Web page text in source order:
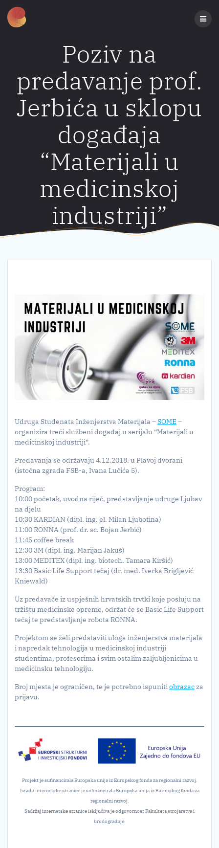
Poziv na
predavanje prof.
Jerbića u sklopu
događaja
“Materijali u
medicinskoj
industriji”
Udruga Studenata Inženjerstva Materijala –SOME–
organizira treći službeni događaj u serijalu “Materijali u
medicinskoj industriji”.
Predavanja se održavaju 4.12.2018. u Plavoj dvorani
(istočna zgrada FSB-a, Ivana Lučića 5).
Program:
10:00 početak, uvodna riječ, predstavljanje udruge Ljubav
na djelu
10:30 KARDIAN (dipl. ing. el. Milan Ljubotina)
11:00 RONNA (prof. dr. sc. Bojan Jerbić)
11:45 coffee break
12:30 3M (dipl. ing. Marijan Jakuš)
13:00 MEDITEX (dipl. ing. biotech. Tamara Kiršić)
13:30 Basic Life Support tečaj (dr. med. Iverka Brigljević
Kniewald)
Uz predavače iz uspješnih hrvatskih trvtki koje posluju na
tržištu medicinske opreme, održat će se Basic Life Support
tečaj te predstavljanje robota RONNA.
Projektom se želi predstaviti uloga inženjerstva materijala
i napredak tehnologija u medicinskoj industriji
studentima, profesorima i svim ostalim zaljubljenicima u
medicinsku tehnologiju.
Broj mjesta je ograničen, te je potrebno ispunitiobrazacza
prijavu.
Projekt je sufinancirala Europska unija iz Europskog fonda za regionalni razvoj.
Izradu internetske stranice je sufinancirala Europska unija iz Europskog fonda za
regionalni razvoj.
Sadržaj internetske stranice isključiva je odgovornost Fakulteta strojarstva i
brodogradnje.